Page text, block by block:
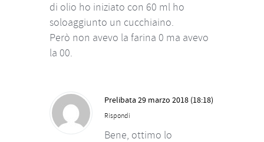
di olio ho iniziato con 60 ml ho
soloaggiunto un cucchiaino.
Però non avevo la farina 0 ma avevo
la 00.
Prelibata29 marzo 2018 (18:18)
Rispondi
Bene, ottimo lo